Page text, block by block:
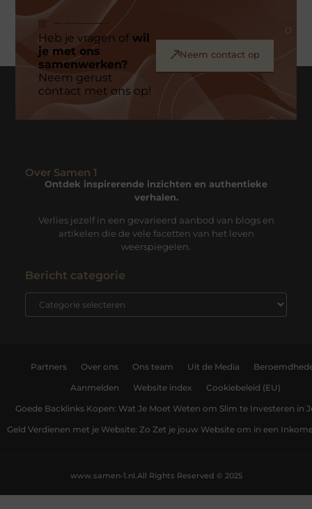
Heb je vragen ofwil
je met ons
samenwerken?
Neem gerust
contact met ons op!
Neem contact op
Over Samen 1
Ontdek inspirerende inzichten en authentieke
verhalen.
Verlies jezelf in een gevarieerd aanbod van blogs en
artikelen die de vele facetten van het leven
weerspiegelen.
Bericht categorie
Partners Over ons Ons team Uit de Media
Aanmelden Website index Cookiebeleid (EU)
Goede Backlinks Kopen: Wat Je Moet Weten om Slim te Investeren in
Geld Verdienen met je Website: Zo Zet je jouw Website om in een
All Rights Reserved © 2025
www.samen-1.nl.